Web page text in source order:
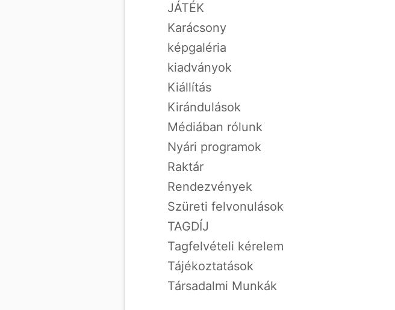
JÁTÉK
Karácsony
képgaléria
kiadványok
Kiállítás
Kirándulások
Médiában rólunk
Nyári programok
Raktár
Rendezvények
Szüreti felvonulások
TAGDÍJ
Tagfelvételi kérelem
Tájékoztatások
Társadalmi Munkák